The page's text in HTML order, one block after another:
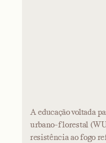
A educação voltada
urbano-florestal
resistência ao fogo